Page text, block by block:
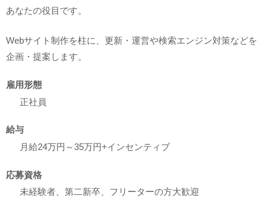
あなたの役目です。
Webサイト制作を柱に、更新・運営や検索エンジン対策などを
企画・提案します。
雇用形態
正社員
給与
月給24万円～35万円+インセンティブ
応募資格
未経験者、第二新卒、フリーターの方大歓迎